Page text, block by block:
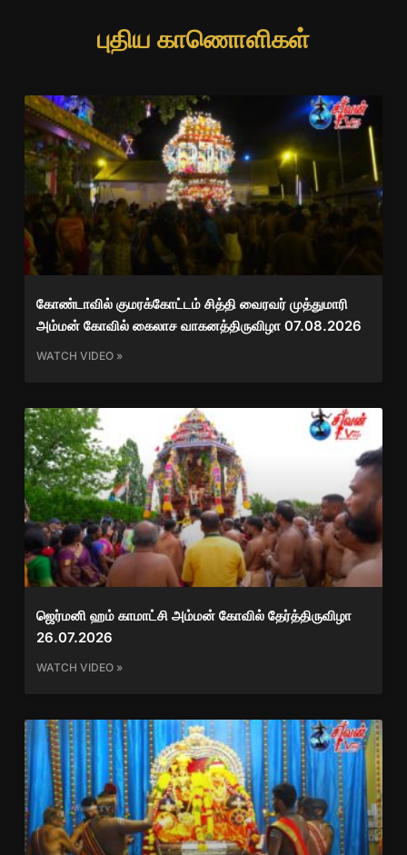
புதிய காணொளிகள்
கோண்டாவில் குமரக்கோட்டம் சித்தி வைரவர் முத்துமாரி
அம்மன் கோவில் கைலாச வாகனத்திருவிழா 07.08.2026
WATCH VIDEO »
ஜெர்மனி ஹம் காமாட்சி அம்மன் கோவில் தேர்த்திருவிழா
26.07.2026
WATCH VIDEO »